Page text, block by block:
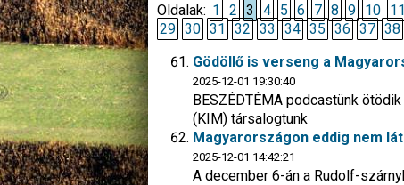
Oldalak: 1 2 3 4 5 6 7 8 9 10 11
29 30 31 32 33 34 35 36 37 38
Gödöllő is verseng a
2025-12-01 19:30:40
BESZÉDTÉMA podcastünk
(KIM) társalogtunk
Magyarországon eddig nem
2025-12-01 14:42:21
A december 6-án a Rudolf-